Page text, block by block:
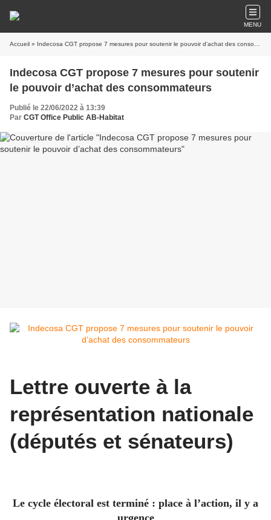
MENU
Accueil » Indecosa CGT propose 7 mesures pour soutenir le pouvoir d’achat des consommateurs
Indecosa CGT propose 7 mesures pour soutenir
le pouvoir d’achat des consommateurs
Publié le 22/06/2022 à 13:39
Par CGT Office Public AB-Habitat
Lettre ouverte à la
représentation nationale
(députés et sénateurs)
Le cycle électoral est terminé : place à l’action, il y a
urgence